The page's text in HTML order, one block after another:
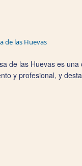
de las Huevas
de las Huevas es
y profesional, y